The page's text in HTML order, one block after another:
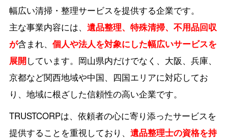
幅広い清掃・整理サービスを提供する企業です。
主な事業内容には、 遺品整理、特殊清掃、不用品回収
が含まれ、 個人や法人を対象にした幅広いサービスを
展開しています。岡山県内だけでなく、大阪、兵庫、
京都など関西地域や中国、四国エリアに対応してお
り、地域に根ざした信頼性の高い企業です。
TRUSTCORPは、依頼者の心に寄り添ったサービスを
提供することを重視しており、 遺品整理士の資格を持